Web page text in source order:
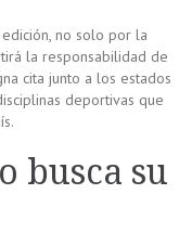
no solo por la
la responsabilidad de
cita junto a los estados
deportivas que
busca su